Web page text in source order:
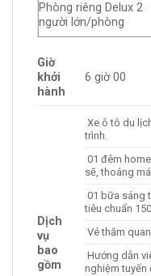
Phòng riêng Delux 2
người lớn/phòng
Giờ
khởi
hành
6 giờ 00
Dịch
vụ
bao
gồm
Xe ô tô du
trình.
01 đêm
sẽ, thoáng
01 bữa sáng
tiêu chuẩn
Vé thăm
Hướng dẫn
nghiệm tuyến